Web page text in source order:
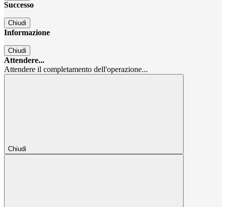
Successo
Chiudi
Informazione
Chiudi
Attendere...
Attendere il completamento dell'operazione...
Chiudi